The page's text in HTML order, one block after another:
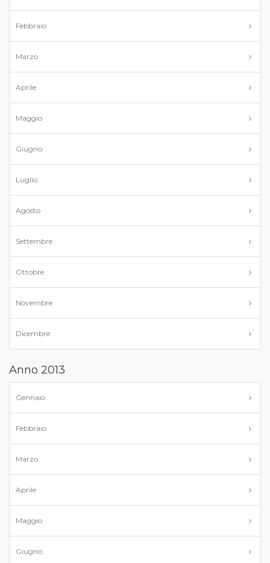
Febbraio
Marzo
Aprile
Maggio
Giugno
Luglio
Agosto
Settembre
Ottobre
Novembre
Dicembre
Anno 2013
Gennaio
Febbraio
Marzo
Aprile
Maggio
Giugno